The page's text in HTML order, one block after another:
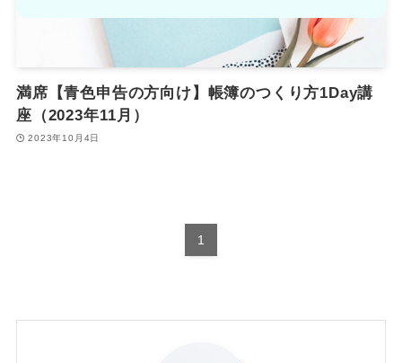
満席【青色申告の方向け】帳簿のつくり方1Day講
座（2023年11月）
2023年10月4日
1